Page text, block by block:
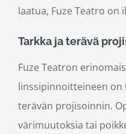
laatua, Fuze Teatro on
Tarkka ja terävä
Fuze Teatron
linssipinnoitteineen
terävän projisoinnin.
värimuutoksia tai